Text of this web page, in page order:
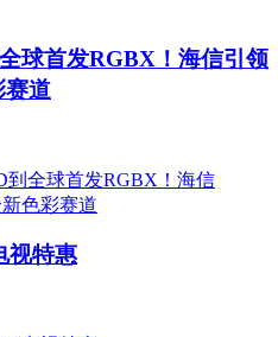
球首发RGBX！海信引领
赛道
视特惠